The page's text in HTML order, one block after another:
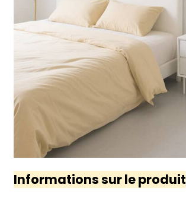
Informations sur le produit